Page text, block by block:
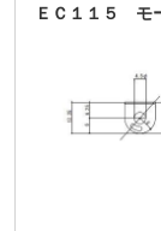
ＥＣ１１５ モ